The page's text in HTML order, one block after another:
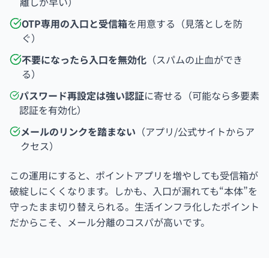
OTP専用の入口と受信箱を用意する（見落としを防
ぐ）
不要になったら入口を無効化（スパムの止血ができ
る）
パスワード再設定は強い認証に寄せる（可能なら多要素
認証を有効化）
メールのリンクを踏まない （アプリ/公式サイトからア
クセス）
この運用にすると、ポイントアプリを増やしても受信箱が
破綻しにくくなります。しかも、入口が漏れても“本体”を
守ったまま切り替えられる。生活インフラ化したポイント
だからこそ、メール分離のコスパが高いです。